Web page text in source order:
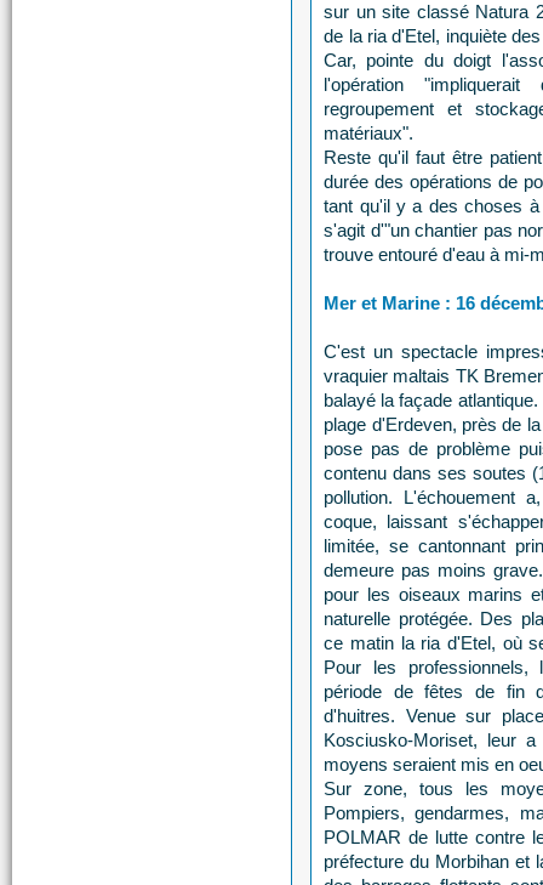
sur un site classé Natura
de la ria d'Etel, inquiète
Car, pointe du doigt
l'opération
regroupement et
matériaux".
Reste qu'il faut être
durée des opérations de
tant qu'il y a des choses
s'agit d'"un chantier pas
trouve entouré d'eau à mi-
Mer et Marine : 16
C'est un spectacle
vraquier maltais TK
balayé la façade
plage d'Erdeven, près de
pose pas de problème
contenu dans ses soutes
pollution. L'échouement
coque, laissant
limitée, se cantonnant
demeure pas moins
pour les oiseaux marins
naturelle protégée. Des
ce matin la ria d'Etel, où
Pour les
période de fêtes de fin
d'huitres. Venue sur
Kosciusko-Moriset, leur
moyens seraient mis en
Sur zone, tous les
Pompiers, gendarmes,
POLMAR de lutte contre
préfecture du Morbihan et